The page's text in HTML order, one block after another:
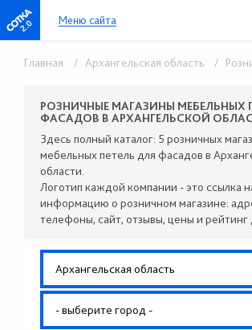
2.0 Меню сайта
Главная / Архангельская область / Розничные
РОЗНИЧНЫЕ МАГАЗИНЫ МЕБЕЛЬНЫХ
ФАСАДОВ В АРХАНГЕЛЬСКОЙ
Здесь полный каталог: 5 розничных
мебельных петель для фасадов в
области.
Логотип каждой компании - это ссылка
информацию о розничном магазине:
телефоны, сайт, отзывы, цены и рейтинг
Архангельская область
- выберите город -